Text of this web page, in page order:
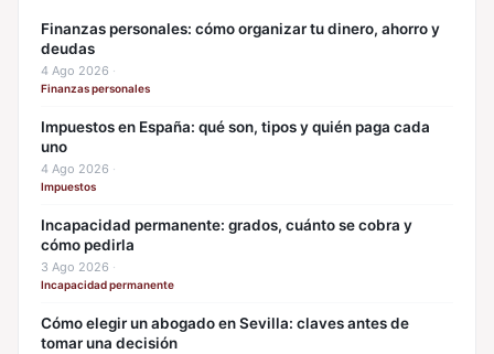
Finanzas personales: cómo organizar tu dinero, ahorro y
deudas
4 Ago 2026 ·
Finanzas personales
Impuestos en España: qué son, tipos y quién paga cada
uno
4 Ago 2026 ·
Impuestos
Incapacidad permanente: grados, cuánto se cobra y
cómo pedirla
3 Ago 2026 ·
Incapacidad permanente
Cómo elegir un abogado en Sevilla: claves antes de
tomar una decisión